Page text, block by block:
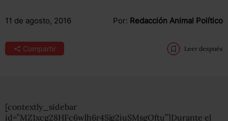
11 de agosto, 2016 Por: Redacción Animal Político
Compartir Leer después
[contextly_sidebar
id=”MZ1xcg28HFc6wlh6r4Sjg2iuSMsgOftu”]Durante el